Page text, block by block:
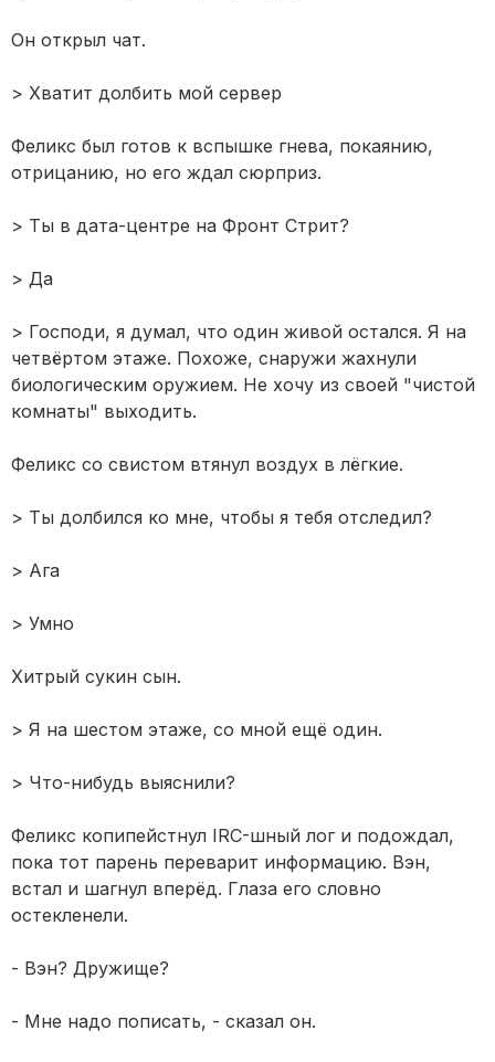
Он открыл чат.
> Хватит долбить мой сервер
Феликс был готов к вспышке гнева, покаянию,
отрицанию, но его ждал сюрприз.
> Ты в дата-центре на Фронт Стрит?
> Да
> Господи, я думал, что один живой остался. Я на
четвёртом этаже. Похоже, снаружи жахнули
биологическим оружием. Не хочу из своей "чистой
комнаты" выходить.
Феликс со свистом втянул воздух в лёгкие.
> Ты долбился ко мне, чтобы я тебя отследил?
> Ага
> Умно
Хитрый сукин сын.
> Я на шестом этаже, со мной ещё один.
> Что-нибудь выяснили?
Феликс копипейстнул IRC-шный лог и подождал,
пока тот парень переварит информацию. Вэн,
встал и шагнул вперёд. Глаза его словно
остекленели.
- Вэн? Дружище?
- Мне надо пописать, - сказал он.